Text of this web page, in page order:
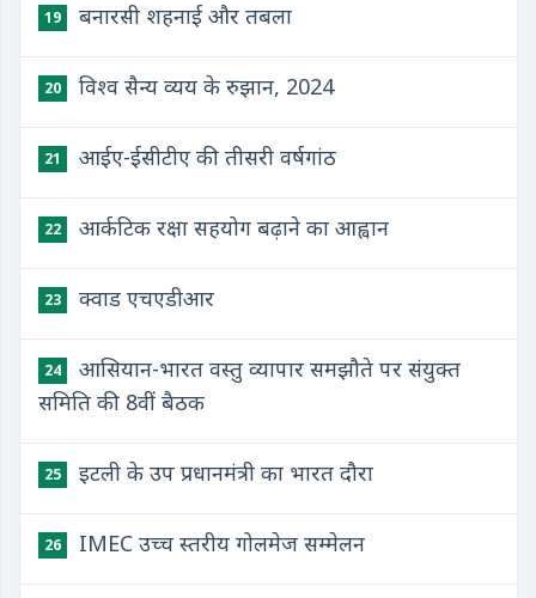
19 बनारसी शहनाई और तबला
20 विश्व सैन्य व्यय के रुझान, 2024
21 आईए-ईसीटीए की तीसरी वर्षगांठ
22 आर्कटिक रक्षा सहयोग बढ़ाने का आह्वान
23 क्वाड एचएडीआर
24
आसियान-भारत वस्तु व्यापार समझौते पर संयुक्त
समिति की 8वीं बैठक
25 इटली के उप प्रधानमंत्री का भारत दौरा
26 IMEC उच्च स्तरीय गोलमेज सम्मेलन